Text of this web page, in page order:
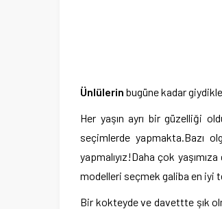
Ünlülerin bugüne kadar
Her yaşın ayrı bir güzelliği
seçimlerde yapmakta.Bazı
yapmalıyız!Daha çok
modelleri seçmek galiba en iyi
Bir kokteyde ve davettte şık